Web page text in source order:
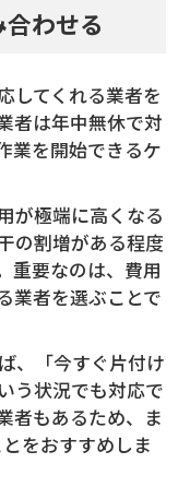
わせる
してくれる業者を
者は年中無休で対
業を開始できるケ
が極端に高くなる
の割増がある程度
重要なのは、費用
業者を選ぶことで
、「今すぐ片付け
う状況でも対応で
者もあるため、ま
をおすすめしま